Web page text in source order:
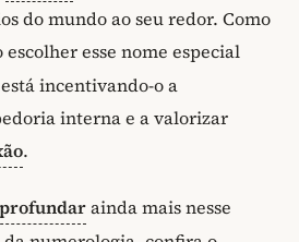
do mundo ao seu redor. Como
escolher esse nome especial
incentivando-o a
interna e a valorizar
.
ainda mais nesse